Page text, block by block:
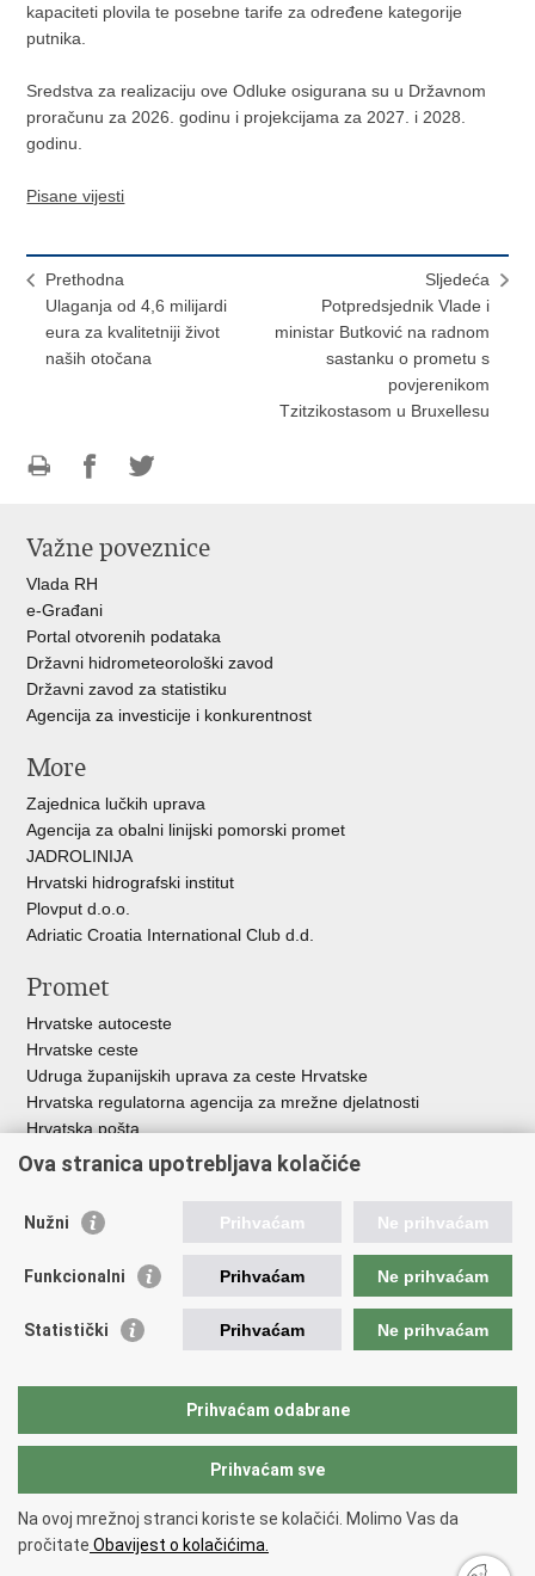
kapaciteti plovila te posebne tarife za određene kategorije
putnika.
Sredstva za realizaciju ove Odluke osigurana su u Državnom
proračunu za 2026. godinu i projekcijama za 2027. i 2028.
godinu.
Pisane vijesti
Prethodna
Ulaganja od 4,6 milijardi
eura za kvalitetniji život
naših otočana
Sljedeća
Potpredsjednik Vlade i
ministar Butković na radnom
sastanku o prometu s
povjerenikom
Tzitzikostasom u Bruxellesu
Facebooku
Twitteru
Važne poveznice
Vlada RH
e-Građani
Portal otvorenih podataka
Državni hidrometeorološki zavod
Državni zavod za statistiku
Agencija za investicije i konkurentnost
More
Zajednica lučkih uprava
Agencija za obalni linijski pomorski promet
JADROLINIJA
Hrvatski hidrografski institut
Plovput d.o.o.
Adriatic Croatia International Club d.d.
Promet
Hrvatske autoceste
Hrvatske ceste
Udruga županijskih uprava za ceste Hrvatske
Hrvatska regulatorna agencija za mrežne djelatnosti
Hrvatska pošta
HŽ Infrastruktura d.o.o.
HŽ putnički prijevoz
Agencija za regulaciju tržišta željezničkih usluga
Agencija za sigurnost željezničkog prometa
Međunarodna zračna luka Zagreb - Franjo Tuđman
Hrvatska agencija za civilno zrakoplovstvo
željezničkom prometu
Copyright © 2026 Ministarstvo mora, prometa i infrastrukture Republike
Hrvatske.
Uvjeti korištenja
Izjava o pristupačnosti.
Ova stranica upotrebljava kolačiće
Nužni Prihvaćam Ne prihvaćam
Funkcionalni Prihvaćam Ne prihvaćam
Statistički Prihvaćam Ne prihvaćam
Prihvaćam odabrane
Prihvaćam sve
Na ovoj mrežnoj stranci koriste se kolačići. Molimo Vas da
pročitate Obavijest o kolačićima.